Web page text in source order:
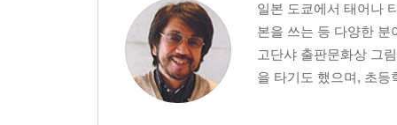
일본 도쿄에서 태어나
본을 쓰는 등 다양한 분
고단샤 출판문화상 그
을 타기도 했으며, 초등